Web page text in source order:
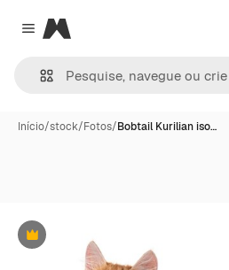
Close menu
Magnific
Início/stock/Fotos/Bobtail Kurilian iso…
Premium